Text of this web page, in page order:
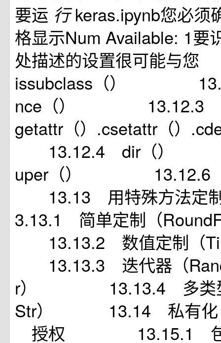
要运 行keras.ipynb您必须
格显示Num Available: 1要
处描述的设置很可能
issubclass（）
nce（） 13.12.3
getattr（）.csetattr（
13.12.4 dir（）
uper（） 13.12.6
13.13 用特殊方
3.13.1 简单定制（
13.13.2 数值定制
13.13.3 迭代器（
r） 13.13.4 多类型
Str） 13.14 私有
授权